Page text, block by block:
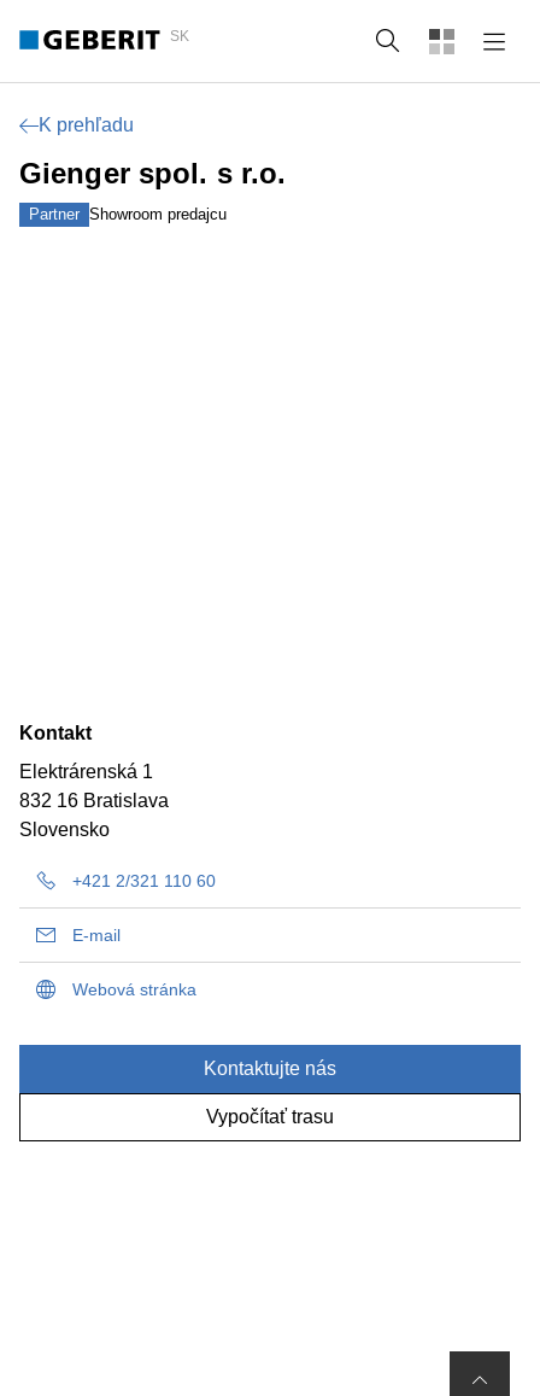
SK Vyhľadať
K prehľadu
Gienger spol. s r.o.
Partner Showroom predajcu
Kontakt
Elektrárenská 1
832 16 Bratislava
Slovensko
+421 2/321 110 60
E-mail
Webová stránka
Kontaktujte nás
Vypočítať trasu